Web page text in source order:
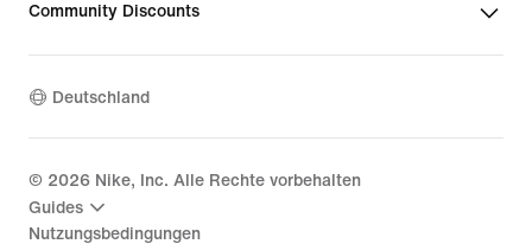
Community Discounts
Deutschland
© 2026 Nike, Inc. Alle Rechte vorbehalten
Guides
Nutzungsbedingungen